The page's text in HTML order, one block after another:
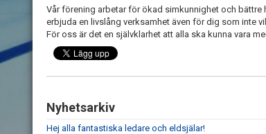
Vår förening arbetar för ökad simkunnighet och bättre
erbjuda en livslång verksamhet även för dig som inte
För oss är det en självklarhet att alla ska kunna vara
Nyhetsarkiv
Hej alla fantastiska ledare och eldsjälar!